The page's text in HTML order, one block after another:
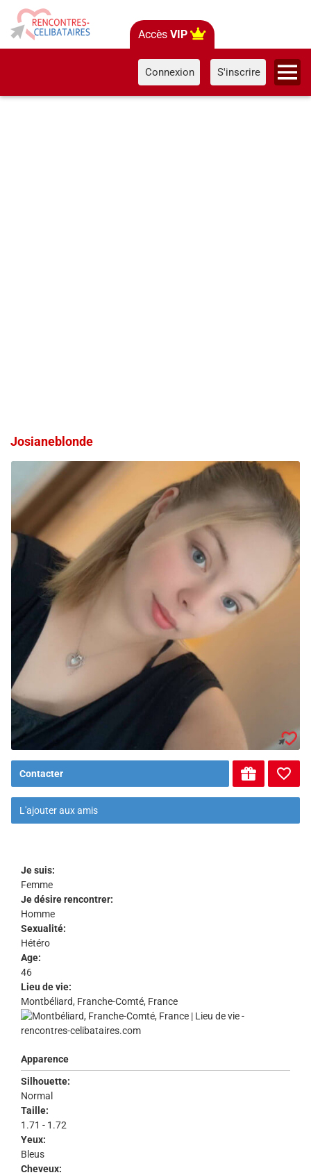
Accès VIP
Connexion S'inscrire
Josianeblonde
Contacter
L'ajouter aux amis
Je suis:
Femme
Je désire rencontrer:
Homme
Sexualité:
Hétéro
Age:
46
Lieu de vie:
Montbéliard, Franche-Comté, France
Apparence
Silhouette:
Normal
Taille:
1.71 - 1.72
Yeux:
Bleus
Cheveux: